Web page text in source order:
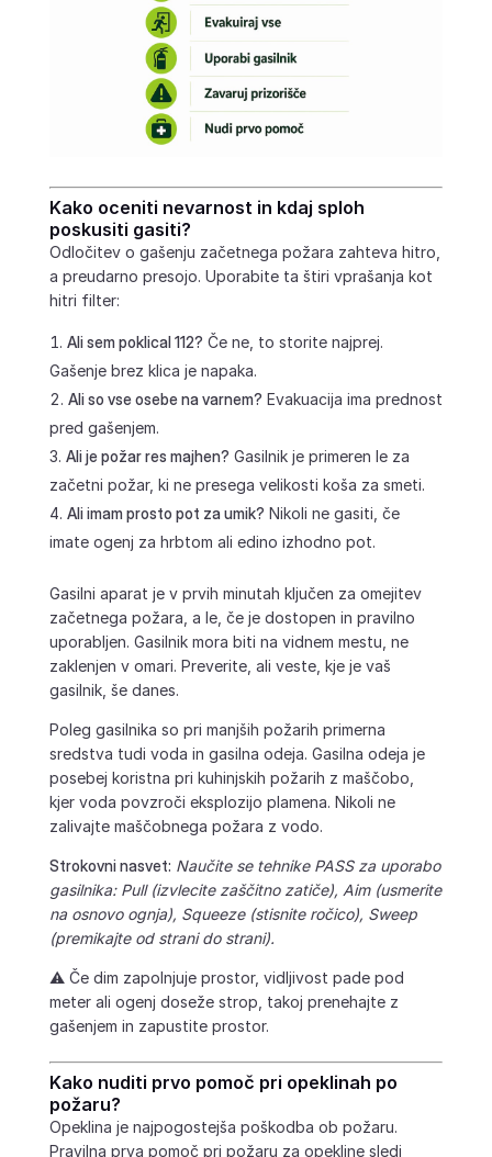
Kako oceniti nevarnost in kdaj sploh
poskusiti gasiti?
Odločitev o gašenju začetnega požara zahteva hitro,
a preudarno presojo. Uporabite ta štiri vprašanja kot
hitri filter:
Ali sem poklical 112? Če ne, to storite najprej.
Gašenje brez klica je napaka.
Ali so vse osebe na varnem? Evakuacija ima prednost
pred gašenjem.
Ali je požar res majhen? Gasilnik je primeren le za
začetni požar, ki ne presega velikosti koša za smeti.
Ali imam prosto pot za umik? Nikoli ne gasiti, če
imate ogenj za hrbtom ali edino izhodno pot.
Gasilni aparat je v prvih minutah ključen za omejitev
začetnega požara, a le, če je dostopen in pravilno
uporabljen. Gasilnik mora biti na vidnem mestu, ne
zaklenjen v omari. Preverite, ali veste, kje je vaš
gasilnik, še danes.
Poleg gasilnika so pri manjših požarih primerna
sredstva tudi voda in gasilna odeja. Gasilna odeja je
posebej koristna pri kuhinjskih požarih z maščobo,
kjer voda povzroči eksplozijo plamena. Nikoli ne
zalivajte maščobnega požara z vodo.
Strokovni nasvet: Naučite se tehnike PASS za uporabo
gasilnika: Pull (izvlecite zaščitno zatiče), Aim (usmerite
na osnovo ognja), Squeeze (stisnite ročico), Sweep
(premikajte od strani do strani).
⚠️ Če dim zapolnjuje prostor, vidljivost pade pod
meter ali ogenj doseže strop, takoj prenehajte z
gašenjem in zapustite prostor.
Kako nuditi prvo pomoč pri opeklinah po
požaru?
Opeklina je najpogostejša poškodba ob požaru.
Pravilna prva pomoč pri požaru za opekline sledi